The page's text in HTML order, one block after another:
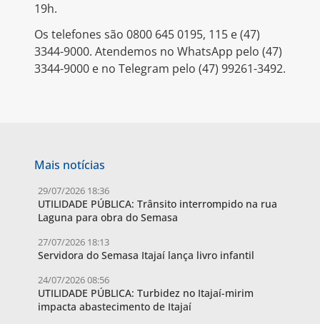
19h.
Os telefones são 0800 645 0195, 115 e (47)
3344-9000. Atendemos no WhatsApp pelo (47)
3344-9000 e no Telegram pelo (47) 99261-3492.
Mais notícias
29/07/2026 18:36
UTILIDADE PÚBLICA: Trânsito interrompido na rua
Laguna para obra do Semasa
27/07/2026 18:13
Servidora do Semasa Itajaí lança livro infantil
24/07/2026 08:56
UTILIDADE PÚBLICA: Turbidez no Itajaí-mirim
impacta abastecimento de Itajaí